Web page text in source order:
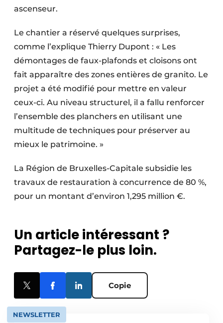
ascenseur.
Le chantier a réservé quelques surprises,
comme l’explique Thierry Dupont : « Les
démontages de faux-plafonds et cloisons ont
fait apparaître des zones entières de granito. Le
projet a été modifié pour mettre en valeur
ceux-ci. Au niveau structurel, il a fallu renforcer
l’ensemble des planchers en utilisant une
multitude de techniques pour préserver au
mieux le patrimoine. »
La Région de Bruxelles-Capitale subsidie les
travaux de restauration à concurrence de 80 %,
pour un montant d’environ 1,295 million €.
Un article intéressant ?
Partagez-le plus loin.
Copie
NEWSLETTER